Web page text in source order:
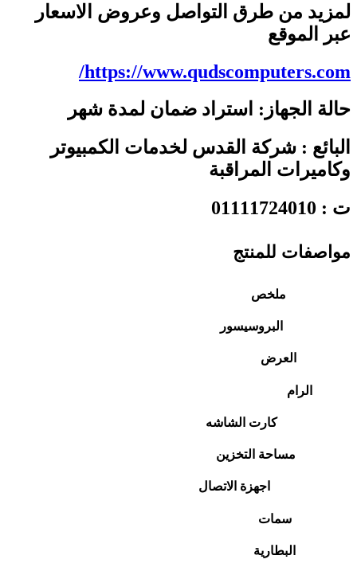
لمزيد من طرق التواصل وعروض الاسعار
عبر الموقع
https://www.qudscomputers.com/
حالة الجهاز: استراد ضمان لمدة شهر
البائع : شركة القدس لخدمات الكمبيوتر
وكاميرات المراقبة
ت : 01111724010
مواصفات للمنتج
ملخص
البروسيسور
العرض
الرام
كارت الشاشه
مساحة التخزين
اجهزة الاتصال
سمات
البطارية